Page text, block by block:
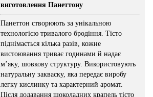
виготовлення Панеттону
Панеттон створюють за унікальною
технологією тривалого бродіння. Тісто
піднімається кілька разів, кожне
вистоювання триває годинами й надає
м’яку, шовкову структуру. Використовують
натуральну закваску, яка передає виробу
легку кислинку та характерний аромат.
Після додавання шоколадних крапель тісто